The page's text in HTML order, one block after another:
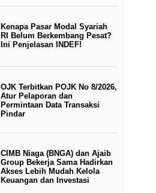
Kenapa Pasar Modal Syariah
RI Belum Berkembang Pesat?
Ini Penjelasan INDEF!
OJK Terbitkan POJK No 8/2026,
Atur Pelaporan dan
Permintaan Data Transaksi
Pindar
CIMB Niaga (BNGA) dan Ajaib
Group Bekerja Sama Hadirkan
Akses Lebih Mudah Kelola
Keuangan dan Investasi